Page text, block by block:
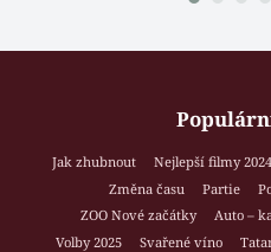
Jak zhubnout Nejlepší filmy 2024
Změna času
Partie
ZOO Nové začátky
Auto –
Volby 2025
Svařené víno